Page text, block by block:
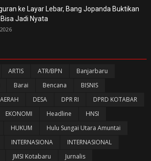
ke Layar Lebar, Bang Jopanda Buktikan
Jadi Nyata
ARTIS ATR/BPN
Banjarbaru
Barai Bencana
BISNIS
DESA DPR RI
DPRD KOTABAR
EKONOMI Headline
HNSI
HUKUM
Hulu Sungai Utara Amuntai
INTERNASIONA
INTERNASIONAL
JMSI Kotabaru
Jurnalis